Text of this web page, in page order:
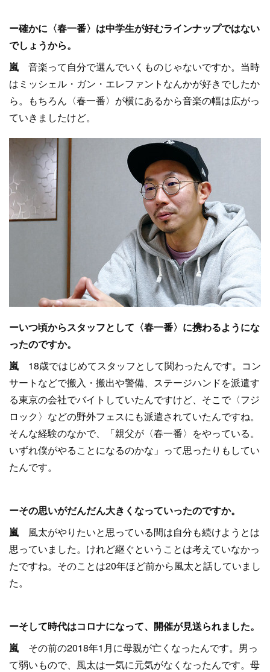
ー確かに〈春一番〉は中学生が好むラインナップではない
でしょうから。
嵐 音楽って自分で選んでいくものじゃないですか。当時
はミッシェル・ガン・エレファントなんかが好きでしたか
ら。もちろん〈春一番〉が横にあるから音楽の幅は広がっ
ていきましたけど。
ーいつ頃からスタッフとして〈春一番〉に携わるようにな
ったのですか。
嵐 18歳ではじめてスタッフとして関わったんです。コン
サートなどで搬入・搬出や警備、ステージハンドを派遣す
る東京の会社でバイトしていたんですけど、そこで〈フジ
ロック〉などの野外フェスにも派遣されていたんですね。
そんな経験のなかで、「親父が〈春一番〉をやっている。
いずれ僕がやることになるのかな」って思ったりもしてい
たんです。
ーその思いがだんだん大きくなっていったのですか。
嵐 風太がやりたいと思っている間は自分も続けようとは
思っていました。けれど継ぐということは考えていなかっ
たですね。そのことは20年ほど前から風太と話していまし
た。
ーそして時代はコロナになって、開催が見送られました。
嵐 その前の2018年1月に母親が亡くなったんです。男っ
て弱いもので、風太は一気に元気がなくなったんです。母